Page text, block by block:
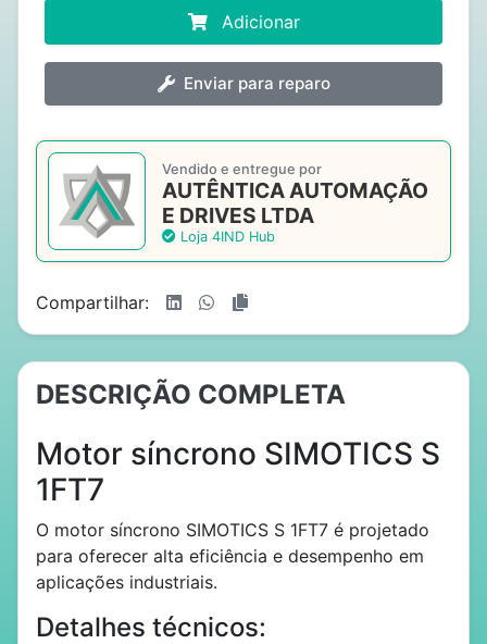
Adicionar
Enviar para reparo
Vendido e entregue por
AUTÊNTICA AUTOMAÇÃO
E DRIVES LTDA
Loja 4IND Hub
Compartilhar:
DESCRIÇÃO COMPLETA
Motor síncrono SIMOTICS S
1FT7
O motor síncrono SIMOTICS S 1FT7 é projetado
para oferecer alta eficiência e desempenho em
aplicações industriais.
Detalhes técnicos: